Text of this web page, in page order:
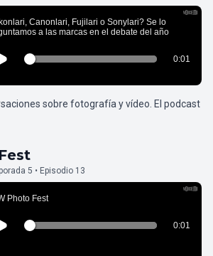
sobre fotografía y vídeo. El podcast
5 • Episodio 13